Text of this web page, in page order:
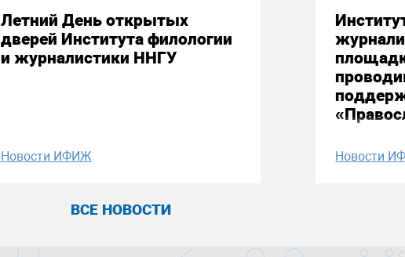
Летний День открытых
дверей Института филологии
и журналистики ННГУ
Новости ИФИЖ Новости
ВСЕ НОВОСТИ